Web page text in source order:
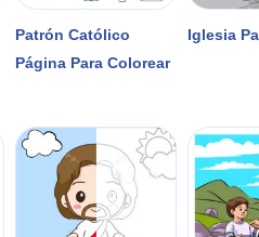
Patrón Católico
Página Para Colorear
Iglesia